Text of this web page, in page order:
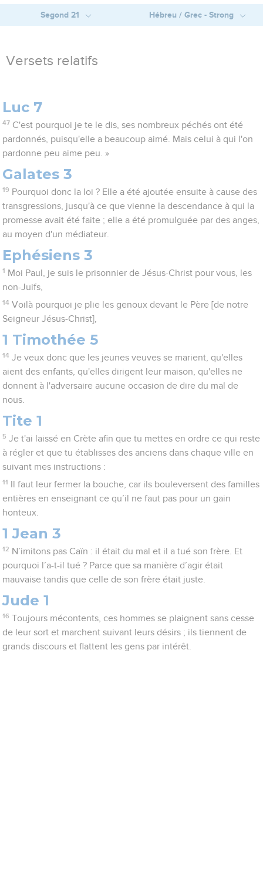
Segond 21 Hébreu / Grec - Strong
Versets relatifs
Luc 7
47 C'est pourquoi je te le dis, ses nombreux péchés ont été
pardonnés, puisqu'elle a beaucoup aimé. Mais celui à qui l'on
pardonne peu aime peu. »
Galates 3
19 Pourquoi donc la loi ? Elle a été ajoutée ensuite à cause des
transgressions, jusqu'à ce que vienne la descendance à qui la
promesse avait été faite ; elle a été promulguée par des anges,
au moyen d'un médiateur.
Ephésiens 3
1 Moi Paul, je suis le prisonnier de Jésus-Christ pour vous, les
non-Juifs,
14 Voilà pourquoi je plie les genoux devant le Père [de notre
Seigneur Jésus-Christ],
1 Timothée 5
14 Je veux donc que les jeunes veuves se marient, qu'elles
aient des enfants, qu'elles dirigent leur maison, qu'elles ne
donnent à l'adversaire aucune occasion de dire du mal de
nous.
Tite 1
5 Je t'ai laissé en Crète afin que tu mettes en ordre ce qui reste
à régler et que tu établisses des anciens dans chaque ville en
suivant mes instructions :
11
Il faut leur fermer la bouche, car ils bouleversent des familles
entières en enseignant ce qu’il ne faut pas pour un gain
honteux.
1 Jean 3
12 N’imitons pas Caïn : il était du mal et il a tué son frère. Et
pourquoi l’a-t-il tué ? Parce que sa manière d’agir était
mauvaise tandis que celle de son frère était juste.
Jude 1
16 Toujours mécontents, ces hommes se plaignent sans cesse
de leur sort et marchent suivant leurs désirs ; ils tiennent de
grands discours et flattent les gens par intérêt.